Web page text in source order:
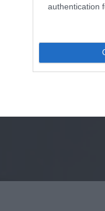
authentication